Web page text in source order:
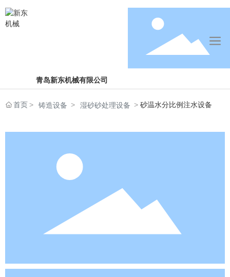
青岛新东机械有限公司
首页 铸造设备 湿砂砂处理设备 砂温水分比例注水设备